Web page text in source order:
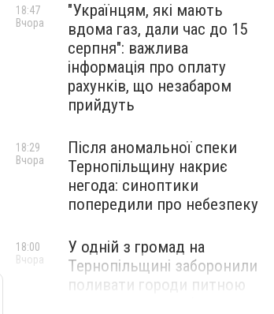
"Українцям, які мають
вдома газ, дали час до 15
серпня": важлива
інформація про оплату
рахунків, що незабаром
прийдуть
18:47
Вчора
Після аномальної спеки
Тернопільщину накриє
негода: синоптики
попередили про небезпеку
18:29
Вчора
У одній з громад на
Тернопільщині заборонили
поливати городи питною
18:00
Вчора